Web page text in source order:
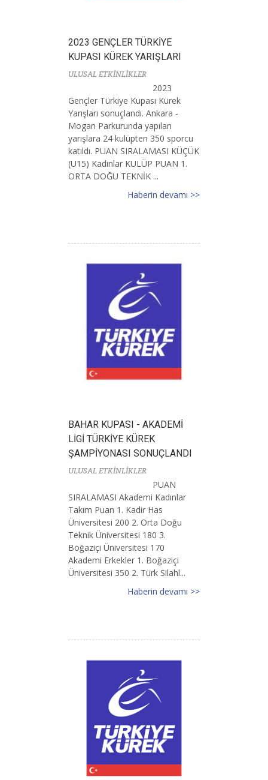
2023 GENÇLER TÜRKİYE
KUPASI KÜREK YARIŞLARI
ULUSAL ETKİNLİKLER
2023
Gençler Türkiye Kupası Kürek
Yarışları sonuçlandı. Ankara -
Mogan Parkurunda yapılan
yarışlara 24 kulüpten 350 sporcu
katıldı. PUAN SIRALAMASI KÜÇÜK
(U15) Kadınlar KULÜP PUAN 1.
ORTA DOĞU TEKNİK ...
Haberin devamı >>
BAHAR KUPASI - AKADEMİ
LİGİ TÜRKİYE KÜREK
ŞAMPİYONASI SONUÇLANDI
ULUSAL ETKİNLİKLER
PUAN
SIRALAMASI Akademi Kadınlar
Takım Puan 1. Kadir Has
Üniversitesi 200 2. Orta Doğu
Teknik Üniversitesi 180 3.
Boğaziçi Üniversitesi 170
Akademi Erkekler 1. Boğaziçi
Üniversitesi 350 2. Türk Silahl...
Haberin devamı >>